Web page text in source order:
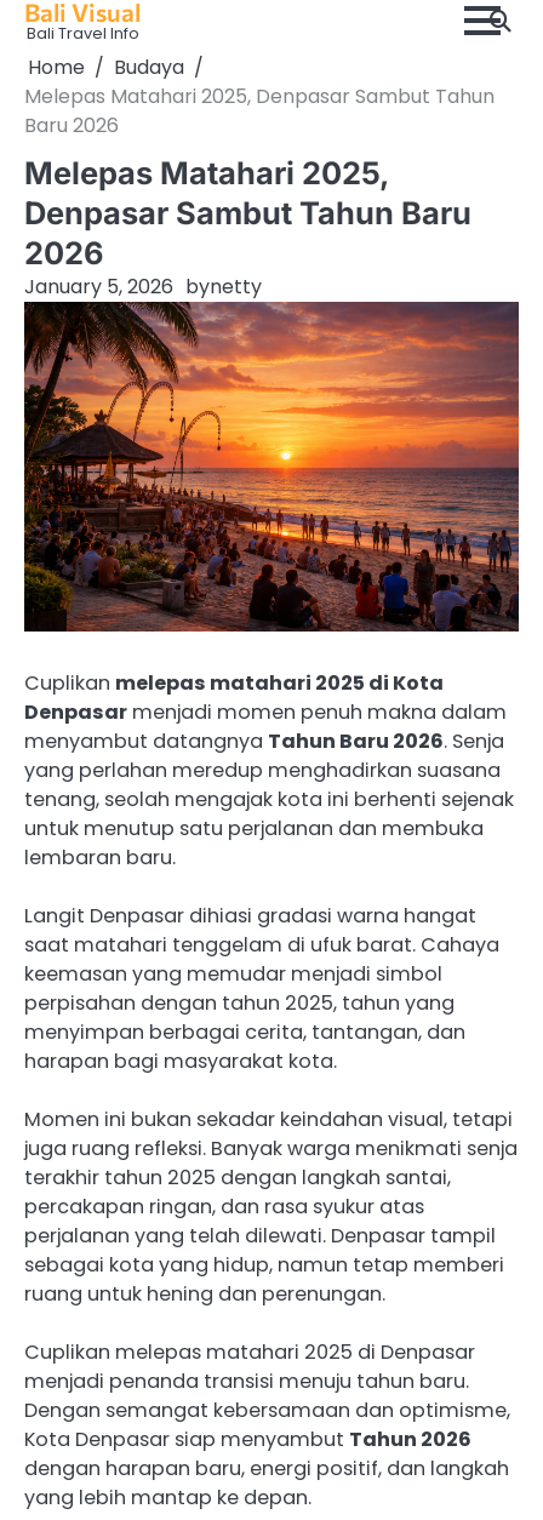
Skip
content
Bali Visual
Bali Travel Info
Home
Budaya
Melepas Matahari 2025, Denpasar Sambut Tahun
Baru 2026
Melepas Matahari 2025,
Denpasar Sambut Tahun Baru
2026
January 5, 2026 bynetty
Cuplikan melepas matahari 2025 di Kota
Denpasar menjadi momen penuh makna dalam
menyambut datangnya Tahun Baru 2026. Senja
yang perlahan meredup menghadirkan suasana
tenang, seolah mengajak kota ini berhenti sejenak
untuk menutup satu perjalanan dan membuka
lembaran baru.
Langit Denpasar dihiasi gradasi warna hangat
saat matahari tenggelam di ufuk barat. Cahaya
keemasan yang memudar menjadi simbol
perpisahan dengan tahun 2025, tahun yang
menyimpan berbagai cerita, tantangan, dan
harapan bagi masyarakat kota.
Momen ini bukan sekadar keindahan visual, tetapi
juga ruang refleksi. Banyak warga menikmati senja
terakhir tahun 2025 dengan langkah santai,
percakapan ringan, dan rasa syukur atas
perjalanan yang telah dilewati. Denpasar tampil
sebagai kota yang hidup, namun tetap memberi
ruang untuk hening dan perenungan.
Cuplikan melepas matahari 2025 di Denpasar
menjadi penanda transisi menuju tahun baru.
Dengan semangat kebersamaan dan optimisme,
Kota Denpasar siap menyambut Tahun 2026
dengan harapan baru, energi positif, dan langkah
yang lebih mantap ke depan.